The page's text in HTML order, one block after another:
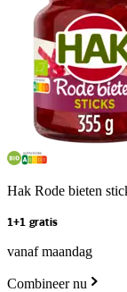
Hak Rode bieten
1+1 gratis
vanaf maandag
Combineer nu